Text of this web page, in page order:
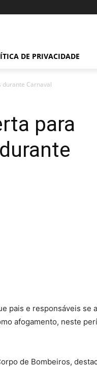
DE PRIVACIDADE
durante Carnaval
para
pais e responsáveis se
afogamento, neste
de Bombeiros,